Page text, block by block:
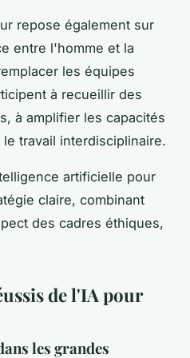
repose également sur
entre l'homme et la
les équipes
à recueillir des
à amplifier les capacités
travail interdisciplinaire.
artificielle pour
claire, combinant
des cadres éthiques,
de l'IA pour
les grandes